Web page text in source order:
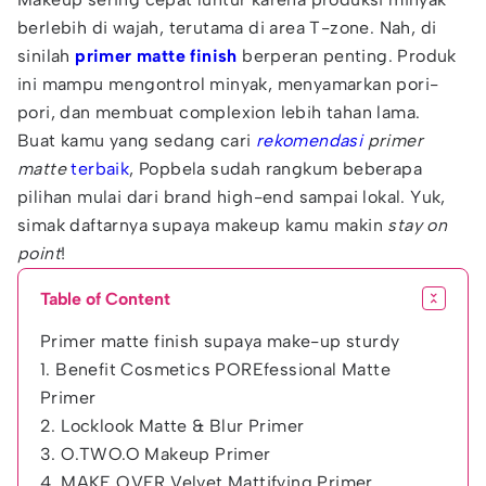
berlebih di wajah, terutama di area T-zone. Nah, di
sinilah primer matte finish berperan penting. Produk
ini mampu mengontrol minyak, menyamarkan pori-
pori, dan membuat complexion lebih tahan lama.
Buat kamu yang sedang cari rekomendasiprimer
matte terbaik, Popbela sudah rangkum beberapa
pilihan mulai dari brand high-end sampai lokal. Yuk,
simak daftarnya supaya makeup kamu makin stay on
point!
Table of Content
Primer matte finish supaya make-up sturdy
1. Benefit Cosmetics POREfessional Matte
Primer
2. Locklook Matte & Blur Primer
3. O.TWO.O Makeup Primer